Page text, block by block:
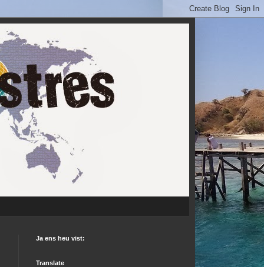
Ja ens heu vist:
Translate